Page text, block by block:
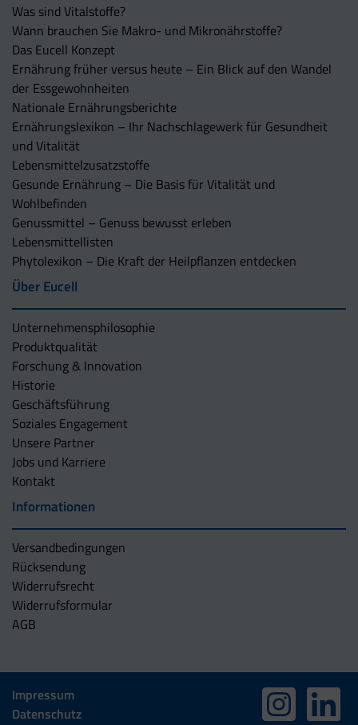
Was sind Vitalstoffe?
Wann brauchen Sie Makro- und Mikronährstoffe?
Das Eucell Konzept
Ernährung früher versus heute – Ein Blick auf den Wandel
der Essgewohnheiten
Nationale Ernährungsberichte
Ernährungslexikon – Ihr Nachschlagewerk für Gesundheit
und Vitalität
Lebensmittelzusatzstoffe
Gesunde Ernährung – Die Basis für Vitalität und
Wohlbefinden
Genussmittel – Genuss bewusst erleben
Lebensmittellisten
Phytolexikon – Die Kraft der Heilpflanzen entdecken
Über Eucell
Unternehmens­philosophie
Produktqualität
Forschung & Innovation
Historie
Geschäftsführung
Soziales Engagement
Unsere Partner
Jobs und Karriere
Kontakt
Informationen
Versandbedingungen
Rücksendung
Widerrufsrecht
Widerrufsformular
AGB
Impressum
Datenschutz